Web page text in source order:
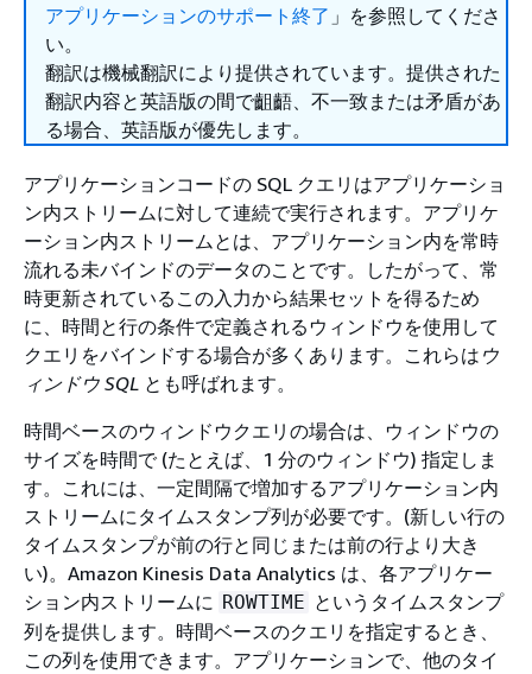
アプリケーションのサポート終了 」を参照してくださ
い。
翻訳は機械翻訳により提供されています。提供された
翻訳内容と英語版の間で齟齬、不一致または矛盾があ
る場合、英語版が優先します。
アプリケーションコードの SQL クエリはアプリケーショ
ン内ストリームに対して連続で実行されます。アプリケ
ーション内ストリームとは、アプリケーション内を常時
流れる未バインドのデータのことです。したがって、常
時更新されているこの入力から結果セットを得るため
に、時間と行の条件で定義されるウィンドウを使用して
クエリをバインドする場合が多くあります。これらは ウ
ィンドウ SQL とも呼ばれます。
時間ベースのウィンドウクエリの場合は、ウィンドウの
サイズを時間で (たとえば、1 分のウィンドウ) 指定しま
す。これには、一定間隔で増加するアプリケーション内
ストリームにタイムスタンプ列が必要です。(新しい行の
タイムスタンプが前の行と同じまたは前の行より大き
い)。Amazon Kinesis Data Analytics は、各アプリケー
ション内ストリームに ROWTIME というタイムスタンプ
列を提供します。時間ベースのクエリを指定するとき、
この列を使用できます。アプリケーションで、他のタイ